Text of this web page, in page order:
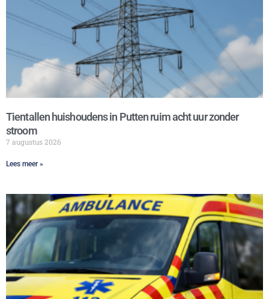
Tientallen huishoudens in Putten ruim acht uur zonder
stroom
7 augustus 2026
Lees meer »